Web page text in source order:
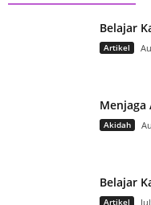
Belajar
Artikel
Menjaga
Akidah
Belajar
Artikel